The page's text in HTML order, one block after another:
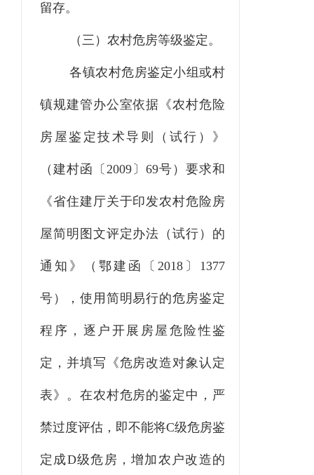
留存。
（三）农村危房等级鉴定。
各镇农村危房鉴定小组或村
镇规建管办公室依据《农村危险
房屋鉴定技术导则（试行）》
（建村函〔 2009〕69号）要求和
《省住建厅关于印发农村危险房
屋简明图文评定办法（试行）的
通知》（鄂建函〔2018〕1377
号），使用简明易行的危房鉴定
程序，逐户开展房屋危险性鉴
定，并填写《危房改造对象认定
表》。在农村危房的鉴定中，严
禁过度评估，即不能将C级危房鉴
定成D级危房，增加农户改造的